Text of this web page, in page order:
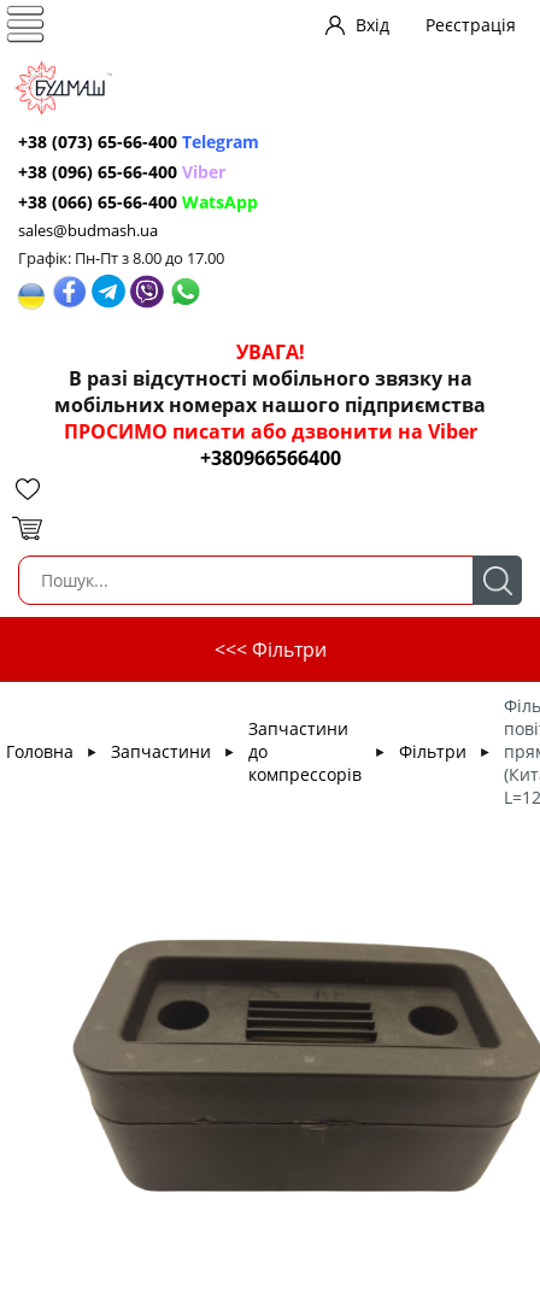
Вхід Реєстрація
+38 (073) 65-66-400 Telegram
+38 (096) 65-66-400 Viber
+38 (066) 65-66-400 WatsApp
sales@budmash.ua
Графік: Пн-Пт з 8.00 до 17.00
УВАГА!
В разі відсутності мобільного звязку на
мобільних номерах нашого підприємства
ПРОСИМО писати або дзвонити на Viber
+380966566400
<<< Фільтри
Головна ► Запчастини ►
Запчастини
до
компрессорів
► Фільтри ►